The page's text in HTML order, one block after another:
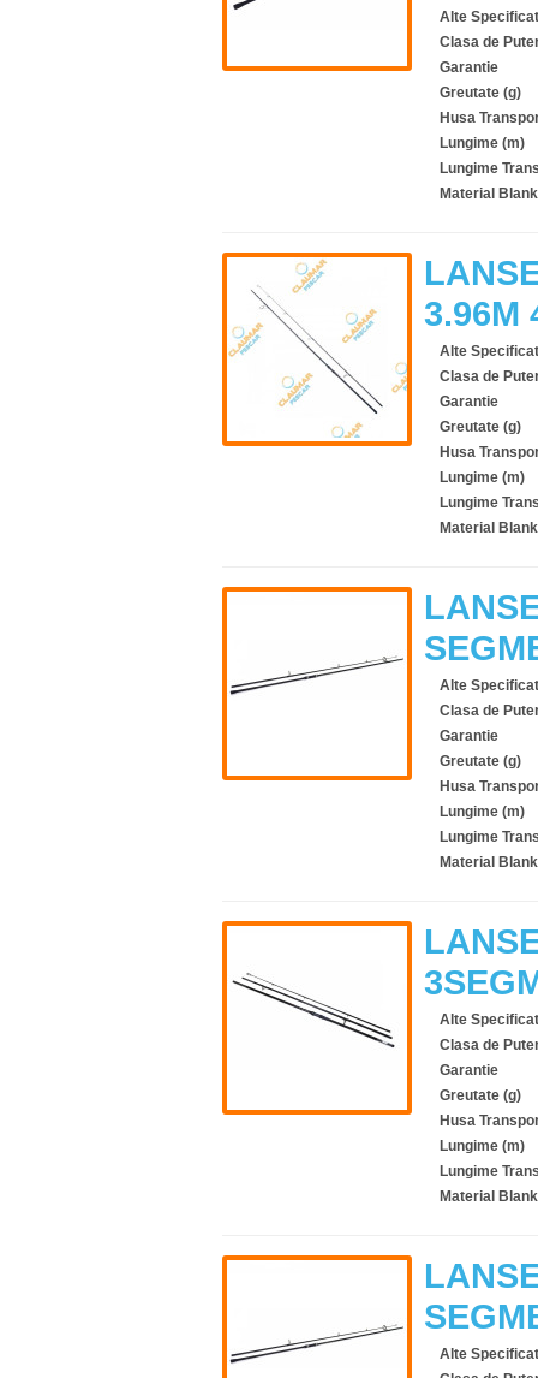
Alte
Clasa de
Garantie
Greutate (g)
Husa
Lungime (m)
Lungime
Material Blank
3.96M
Alte
Clasa de
Garantie
Greutate (g)
Husa
Lungime (m)
Lungime
Material Blank
Alte
Clasa de
Garantie
Greutate (g)
Husa
Lungime (m)
Lungime
Material Blank
Alte
Clasa de
Garantie
Greutate (g)
Husa
Lungime (m)
Lungime
Material Blank
Alte